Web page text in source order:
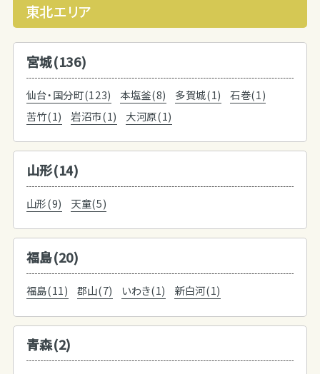
東北エリア
宮城(136)
仙台・国分町(123) 本塩釜(8) 多賀城(1)
石巻(1)
苦竹(1)
岩沼市(1) 大河原(1)
山形(14)
山形(9) 天童(5)
福島(20)
福島(11) 郡山(7) いわき(1) 新白河(1)
青森(2)